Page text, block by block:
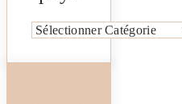
Catégories